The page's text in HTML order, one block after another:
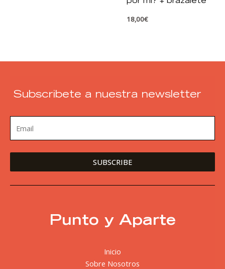
18,00€
Subscribete a nuestra newsletter
Punto y Aparte
Inicio
Sobre Nosotros